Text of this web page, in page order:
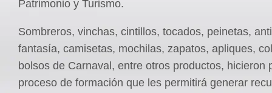
Patrimonio y Turismo.
Sombreros, vinchas, cintillos, tocados, peinetas,
fantasía, camisetas, mochilas, zapatos, apliques,
bolsos de Carnaval, entre otros productos, hicieron
proceso de formación que les permitirá generar